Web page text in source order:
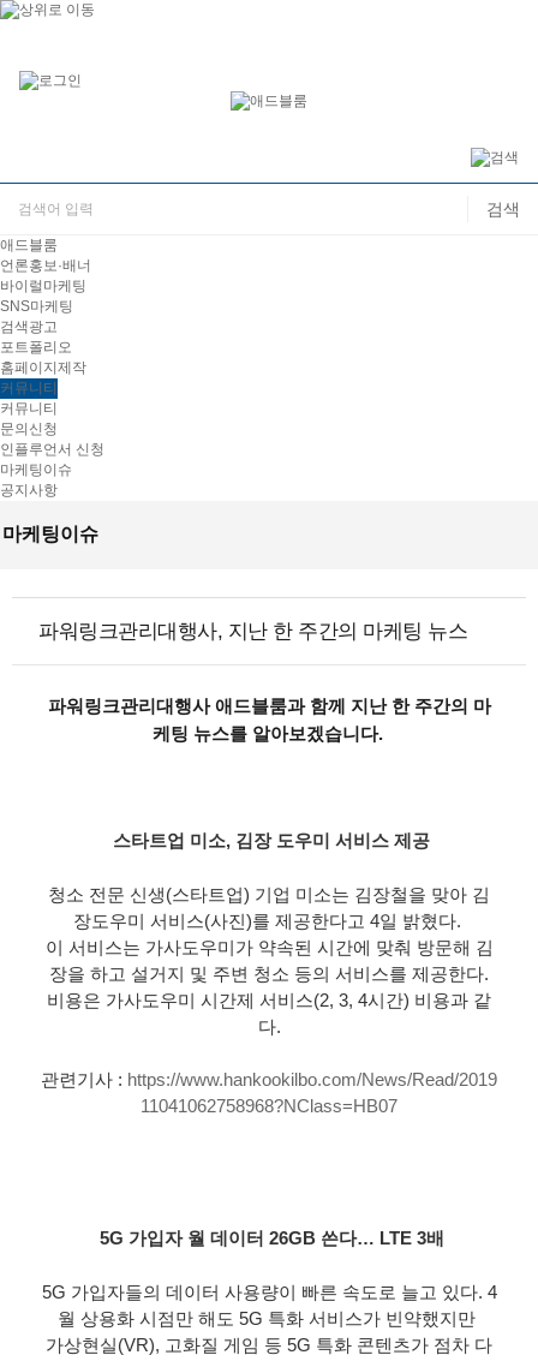
애드블룸
언론홍보·배너
바이럴마케팅
SNS마케팅
검색광고
포트폴리오
홈페이지제작
커뮤니티
커뮤니티
문의신청
인플루언서 신청
마케팅이슈
공지사항
마케팅이슈
파워링크관리대행사, 지난 한 주간의 마케팅 뉴스
파워링크관리대행사 애드블룸과 함께 지난 한 주간의 마
케팅 뉴스를 알아보겠습니다.
스타트업 미소, 김장 도우미 서비스 제공
청소 전문 신생(스타트업) 기업 미소는 김장철을 맞아 김
장도우미 서비스(사진)를 제공한다고 4일 밝혔다.
이 서비스는 가사도우미가 약속된 시간에 맞춰 방문해 김
장을 하고 설거지 및 주변 청소 등의 서비스를 제공한다.
비용은 가사도우미 시간제 서비스(2, 3, 4시간) 비용과 같
다.
관련기사 : https://www.hankookilbo.com/News/Read/2019
11041062758968?NClass=HB07
5G 가입자 월 데이터 26GB 쓴다… LTE 3배
5G 가입자들의 데이터 사용량이 빠른 속도로 늘고 있다. 4
월 상용화 시점만 해도 5G 특화 서비스가 빈약했지만
가상현실(VR), 고화질 게임 등 5G 특화 콘텐츠가 점차 다